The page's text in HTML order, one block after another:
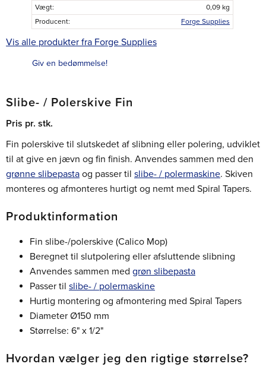
Vægt
0,09 kg
Producent
Forge Supplies
Vis alle produkter fra Forge Supplies
Giv en bedømmelse!
Slibe- / Polerskive Fin
Pris pr. stk.
Fin polerskive til slutskedet af slibning eller polering, udviklet
til at give en jævn og fin finish. Anvendes sammen med den
grønne slibepasta og passer til slibe- / polermaskine. Skiven
monteres og afmonteres hurtigt og nemt med Spiral Tapers.
Produktinformation
Fin slibe-/polerskive (Calico Mop)
Beregnet til slutpolering eller afsluttende slibning
Anvendes sammen med grøn slibepasta
Passer til slibe- / polermaskine
Hurtig montering og afmontering med Spiral Tapers
Diameter Ø150 mm
Størrelse: 6" x 1/2"
Hvordan vælger jeg den rigtige størrelse?